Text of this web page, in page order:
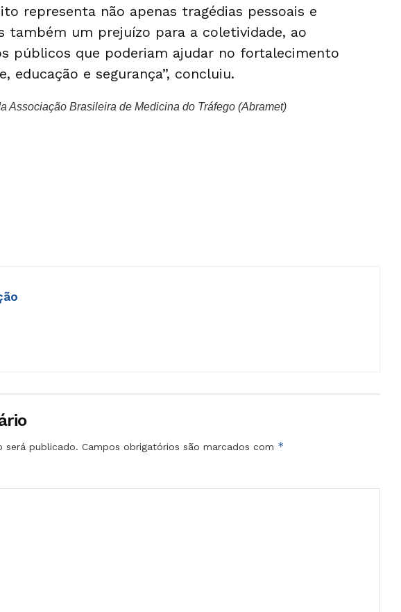
representa não apenas tragédias pessoais e
também um prejuízo para a coletividade, ao
públicos que poderiam ajudar no fortalecimento
educação e segurança”, concluiu.
Associação Brasileira de Medicina do Tráfego (Abramet)
será publicado. Campos obrigatórios são marcados com *